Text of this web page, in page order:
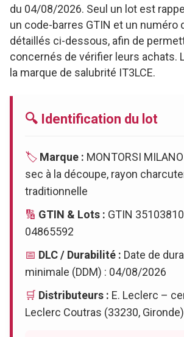
du 04/08/2026. Seul un lot est
un code-barres GTIN et un numéro
détaillés ci-dessous, afin de
concernés de vérifier leurs achats.
la marque de salubrité IT3LCE.
🔍 Identification du lot
🏷️ Marque : MONTORSI
sec à la découpe, rayon
traditionnelle
🔢 GTIN & Lots : GTIN
04865592
📅 DLC / Durabilité : Date de
minimale (DDM) : 04/08/2026
🛒 Distributeurs : E. Leclerc –
Leclerc Coutras (33230, Gironde)